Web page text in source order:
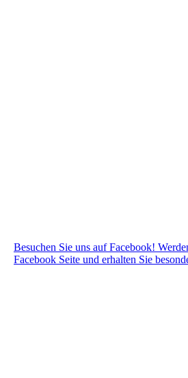
Besuchen Sie uns auf Facebook!
Facebook Seite und erhalten Sie